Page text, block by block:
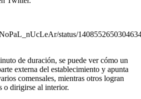
status/
de duración, se puede ver cómo un
externa del establecimiento y apunta
comensales, mientras otros logran
o dirigirse al interior.